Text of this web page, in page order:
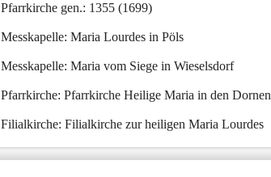
Pfarrkirche gen.: 1355 (1699)
Messkapelle: Maria Lourdes in Pöls
Messkapelle: Maria vom Siege in Wieselsdorf
Pfarrkirche: Pfarrkirche Heilige Maria in den Dornen
Filialkirche: Filialkirche zur heiligen Maria Lourdes